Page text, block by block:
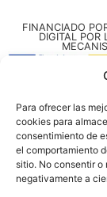
Para ofrecer las
cookies para
consentimiento de
el comportamiento
sitio. No consentir
negativamente a
FINANCIADO
DIGITAL POR
© Guia